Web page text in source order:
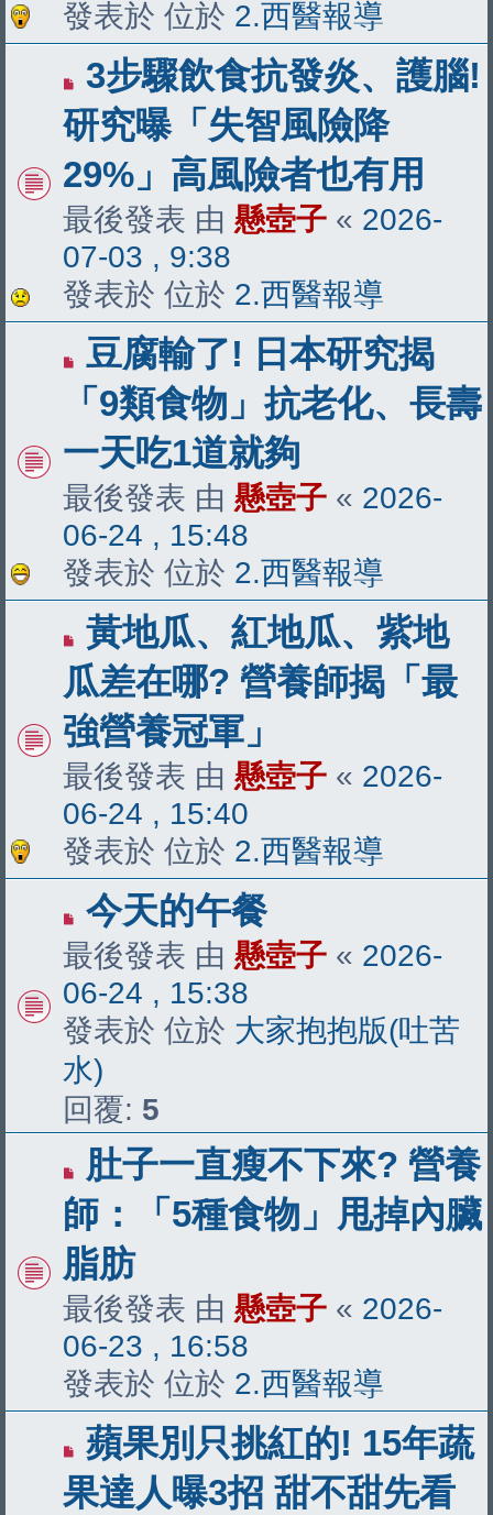
發表於 位於 2.西醫報導
有
新
文
章
3步驟飲食抗發炎、護腦!
研究曝「失智風險降
29%」高風險者也有用
最後發表 由 懸壺子 « 2026-
07-03 , 9:38
發表於 位於 2.西醫報導
有
新
文
章
豆腐輸了! 日本研究揭
「9類食物」抗老化、長壽
一天吃1道就夠
最後發表 由 懸壺子 « 2026-
06-24 , 15:48
發表於 位於 2.西醫報導
有
新
文
章
黃地瓜、紅地瓜、紫地
瓜差在哪? 營養師揭「最
強營養冠軍」
最後發表 由 懸壺子 « 2026-
06-24 , 15:40
發表於 位於 2.西醫報導
有
新
文
章
今天的午餐
最後發表 由 懸壺子 « 2026-
06-24 , 15:38
發表於 位於 大家抱抱版(吐苦
水)
回覆: 5
有
新
文
章
肚子一直瘦不下來? 營養
師：「5種食物」甩掉內臟
脂肪
最後發表 由 懸壺子 « 2026-
06-23 , 16:58
發表於 位於 2.西醫報導
有
新
蘋果別只挑紅的! 15年蔬
果達人曝3招 甜不甜先看